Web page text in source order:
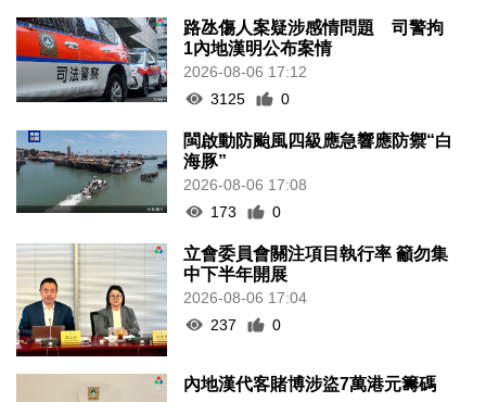
路氹傷人案疑涉感情問題 司警拘
1內地漢明公布案情
2026-08-06 17:12
3125
0
閩啟動防颱風四級應急響應防禦“白
海豚”
2026-08-06 17:08
173
0
立會委員會關注項目執行率 籲勿集
中下半年開展
2026-08-06 17:04
237
0
內地漢代客賭博涉盜7萬港元籌碼